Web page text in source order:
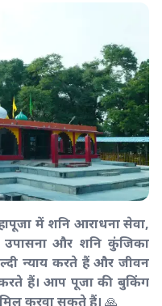
में शनि आराधना सेवा,
उपासना और शनि कुंजिका
न्याय करते हैं और जीवन
हैं। आप पूजा की बुकिंग
करवा सकते हैं। 🙏